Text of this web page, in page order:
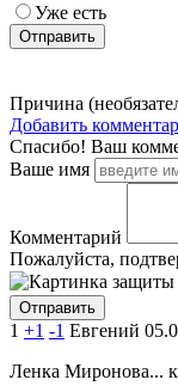
Уже есть
Причина
Добавить
Спасибо! Ваш
Ваше имя
Комментарий
Пожалуйста,
1 +1 -1 Евгений
Ленка Миронова...